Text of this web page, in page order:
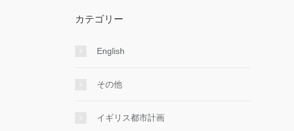
カテゴリー
English
その他
イギリス都市計画